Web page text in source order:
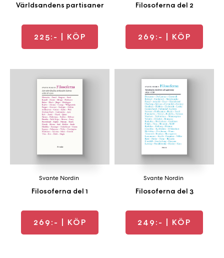
Världsandens partisaner
225:- | KÖP
Filosoferna del 2
269:- | KÖP
Filosoferna del 1
Svante Nordin
269:- | KÖP
Filosoferna del 3
Svante Nordin
249:- | KÖP